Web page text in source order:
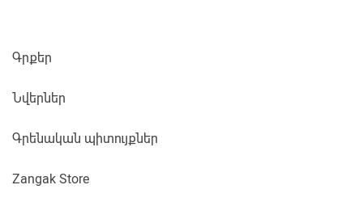
Գրքեր
Նվերներ
Գրենական պիտույքներ
Zangak Store